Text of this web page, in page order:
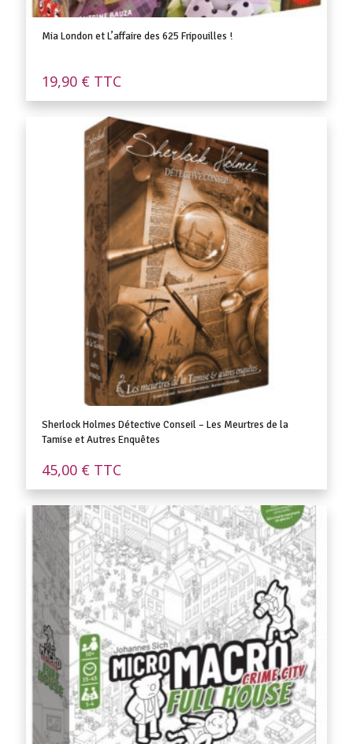
Mia London et L’affaire des 625 Fripouilles !
19,90 € TTC
Sherlock Holmes Détective Conseil – Les Meurtres de la
Tamise et Autres Enquêtes
45,00 € TTC